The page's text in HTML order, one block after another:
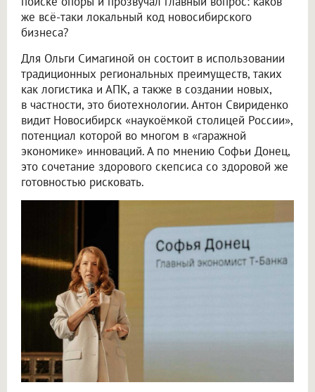
же всё-таки локальный код новосибирского
бизнеса?
Для Ольги Симагиной он состоит в использовании
традиционных региональных преимуществ, таких
как логистика и АПК, а также в создании новых,
в частности, это биотехнологии. Антон Свириденко
видит Новосибирск «наукоёмкой столицей России»,
потенциал которой во многом в «гаражной
экономике» инноваций. А по мнению Софьи Донец,
это сочетание здорового скепсиса со здоровой же
готовностью рисковать.